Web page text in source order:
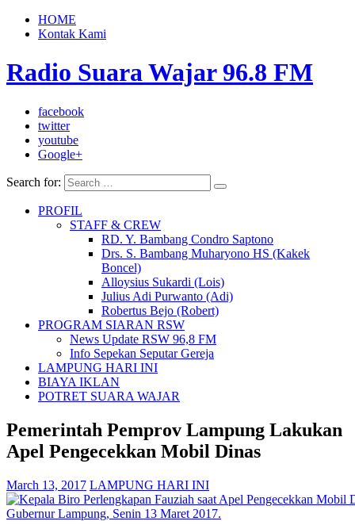
HOME
Kontak Kami
Radio Suara Wajar 96.8 FM
facebook
twitter
youtube
Google+
Search for:
PROFIL
STAFF & CREW
RD. Y. Bambang Condro Saptono
Drs. S. Bambang Muharyono HS (Kakek
Boncel)
Alloysius Sukardi (Lois)
Julius Adi Purwanto (Adi)
Robertus Bejo (Robert)
PROGRAM SIARAN RSW
News Update RSW 96,8 FM
Info Sepekan Seputar Gereja
LAMPUNG HARI INI
BIAYA IKLAN
POTRET SUARA WAJAR
Pemerintah Pemprov Lampung Lakukan
Apel Pengecekkan Mobil Dinas
March 13, 2017 LAMPUNG HARI INI